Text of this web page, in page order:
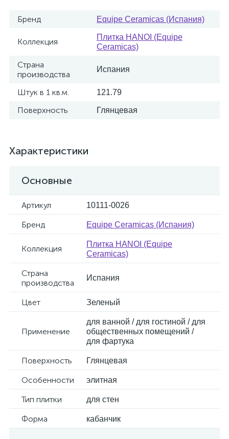
Бренд Equipe Ceramicas (Испания)
Коллекция
Плитка HANOI (Equipe
Ceramicas)
Страна
производства
Испания
Штук в 1 кв.м. 121.79
Поверхность Глянцевая
Характеристики
Основные
Артикул 10111-0026
Бренд Equipe Ceramicas (Испания)
Коллекция
Плитка HANOI (Equipe
Ceramicas)
Страна
производства
Испания
Цвет Зеленый
Применение
для ванной / для гостиной / для
общественных помещений /
для фартука
Поверхность Глянцевая
Особенности элитная
Тип плитки для стен
Форма кабанчик